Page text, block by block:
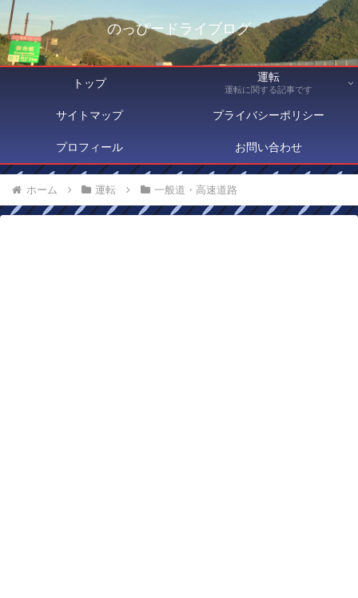
のっぴードライブログ
トップ 運転
運転に関する記事です
サイトマップ プライバシーポリシー
プロフィール お問い合わせ
ホーム 運転 一般道・高速道路